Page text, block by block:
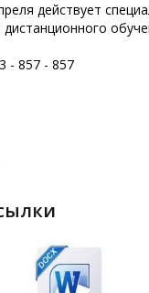
действует
- 857 - 857